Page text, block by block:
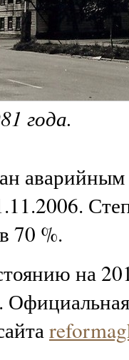
года.
70 %.
на